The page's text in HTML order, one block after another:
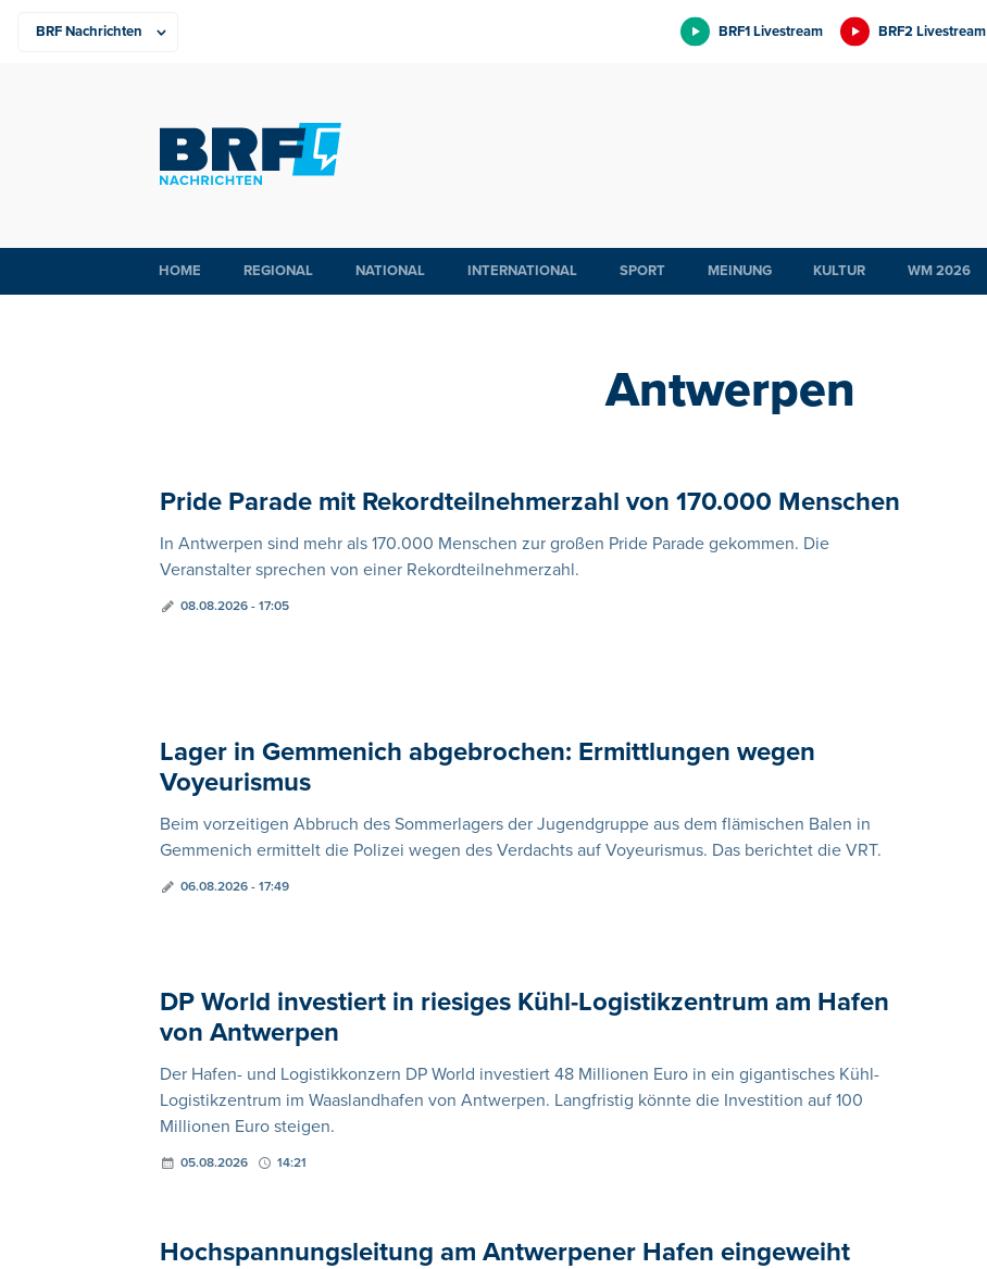
BRF1 Livestream BRF2 Livestream
HOME REGIONAL NATIONAL INTERNATIONAL SPORT MEINUNG KULTUR WM 2026
Antwerpen
Pride Parade mit Rekordteilnehmerzahl von 170.000 Menschen
In Antwerpen sind mehr als 170.000 Menschen zur großen Pride Parade gekommen. Die
Veranstalter sprechen von einer Rekordteilnehmerzahl.
08.08.2026 - 17:05
Lager in Gemmenich abgebrochen: Ermittlungen wegen
Voyeurismus
Beim vorzeitigen Abbruch des Sommerlagers der Jugendgruppe aus dem flämischen Balen in
Gemmenich ermittelt die Polizei wegen des Verdachts auf Voyeurismus. Das berichtet die VRT.
06.08.2026 - 17:49
DP World investiert in riesiges Kühl-Logistikzentrum am Hafen
von Antwerpen
Der Hafen- und Logistikkonzern DP World investiert 48 Millionen Euro in ein gigantisches Kühl-
Logistikzentrum im Waaslandhafen von Antwerpen. Langfristig könnte die Investition auf 100
Millionen Euro steigen.
05.08.2026 14:21
Hochspannungsleitung am Antwerpener Hafen eingeweiht